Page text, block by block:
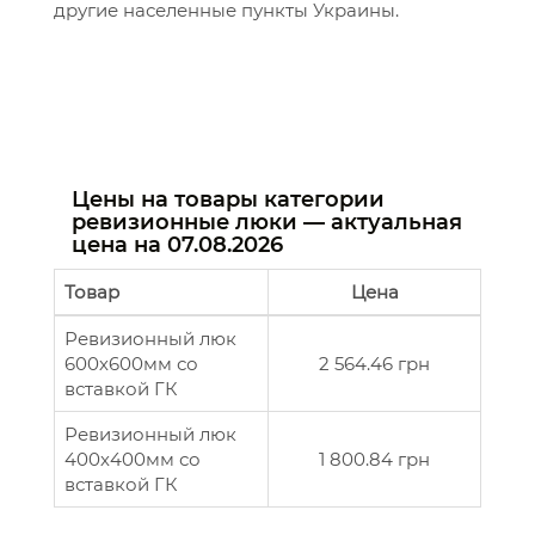
другие населенные пункты Украины.
Цены на товары категории
ревизионные люки — актуальная
цена на 07.08.2026
Товар Цена
Ревизионный люк
600х600мм со
вставкой ГК
2 564.46 грн
Ревизионный люк
400х400мм со
вставкой ГК
1 800.84 грн